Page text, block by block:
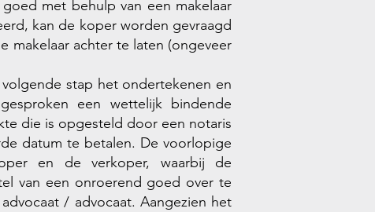
met behulp van een makelaar
kan de koper worden gevraagd
makelaar achter te laten (ongeveer
stap het ondertekenen en
een wettelijk bindende
die is opgesteld door een notaris
datum te betalen. De voorlopige
en de verkoper, waarbij de
van een onroerend goed over te
/ advocaat. Aangezien het